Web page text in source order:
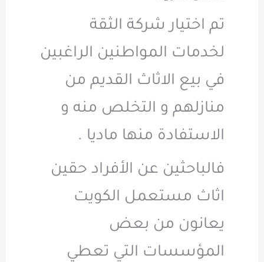
تم اختيار شركة الثقة
لخدمات المواطنين الراغبين
في بيع الاثاث القديم من
منازلهم و التخلص منه و
الاستفادة منها ماديا .
فالباحثين عن الأفراد حقين
اثاث مستعمل الكويت
يعانون من بعض
المؤسسات التي تعطي